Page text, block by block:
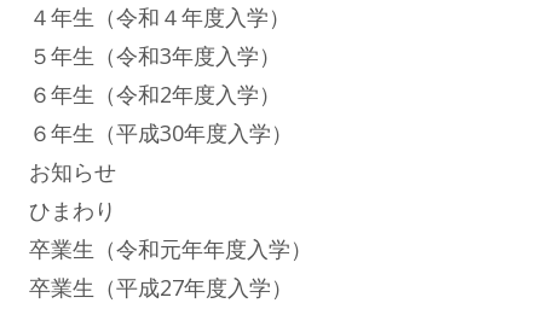
４年生（令和４年度入学）
５年生（令和3年度入学）
６年生（令和2年度入学）
６年生（平成30年度入学）
お知らせ
ひまわり
卒業生（令和元年年度入学）
卒業生（平成27年度入学）